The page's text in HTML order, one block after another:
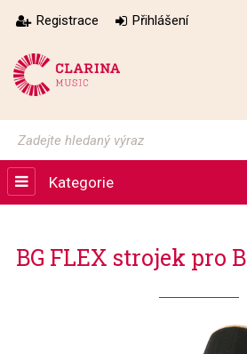
Registrace Přihlášení
Kategorie
BG FLEX strojek pro